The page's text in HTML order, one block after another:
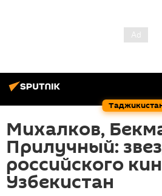
Михалков,
Прилучный:
российского
Узбекистан